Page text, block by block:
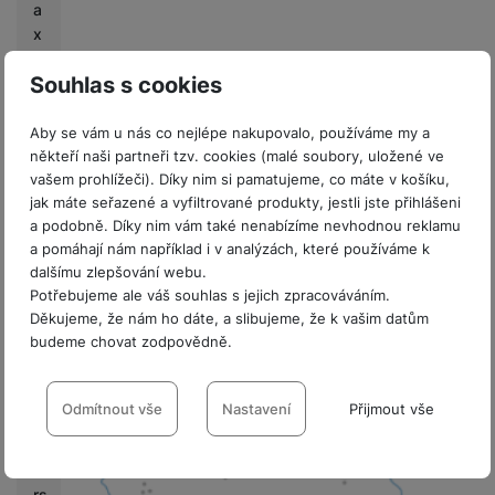
Souhlas s cookies
Aby se vám u nás co nejlépe nakupovalo, používáme my a
někteří naši partneři tzv. cookies (malé soubory, uložené ve
vašem prohlížeči). Díky nim si pamatujeme, co máte v košíku,
jak máte seřazené a vyfiltrované produkty, jestli jste přihlášeni
a podobně. Díky nim vám také nenabízíme nevhodnou reklamu
a pomáhají nám například i v analýzách, které používáme k
dalšímu zlepšování webu.
Potřebujeme ale váš souhlas s jejich zpracováváním.
Děkujeme, že nám ho dáte, a slibujeme, že k vašim datům
budeme chovat zodpovědně.
Nastavení souhlasů s kategoriemi
cookies
VŽDY AKTIVNÍ
Odmítnout vše Nastavení Přijmout vše
a
x
U
p
a
c
k
e
d
M
o
bi
Recenze
Nebyla přidána žádná recenze.
Prodejny Samsung
Největší síť specializovaných kamenných
prodejen mobilních telefonů a
příslušenství.
Seznam
prodejen